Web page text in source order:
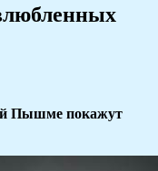
Пышме покажут